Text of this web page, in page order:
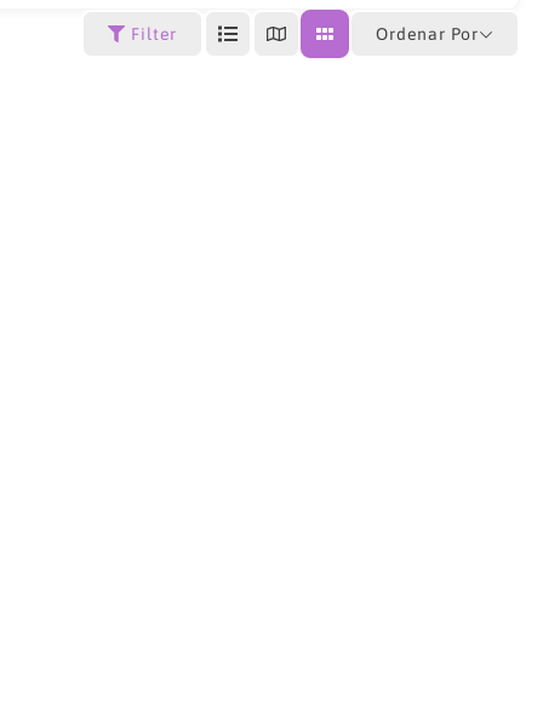
Filter Ordenar Por